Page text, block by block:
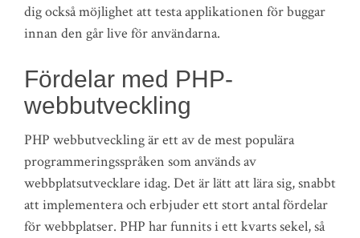
dig också möjlighet att testa applikationen för buggar
innan den går live för användarna.
Fördelar med PHP-
webbutveckling
PHP webbutveckling är ett av de mest populära
programmeringsspråken som används av
webbplatsutvecklare idag. Det är lätt att lära sig, snabbt
att implementera och erbjuder ett stort antal fördelar
för webbplatser. PHP har funnits i ett kvarts sekel, så